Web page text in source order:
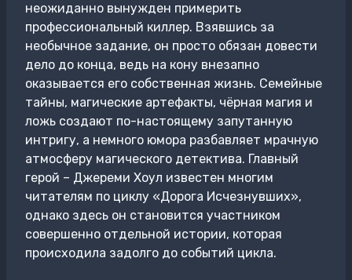
неожиданно вынужден примерить
профессиональный киллер. Взявшись за
необычное задание, он просто обязан довести
дело до конца, ведь на кону внезапно
оказывается его собственная жизнь. Семейные
тайны, магические артефакты, чёрная магия и
ложь создают по-настоящему запутанную
интригу, а немного юмора разбавляет мрачную
атмосферу магического детектива. Главный
герой – Джереми Хоул известен многим
читателям по циклу «Дорога Исчезнувших»,
однако здесь он становится участником
совершенно отдельной истории, которая
происходила задолго до событий цикла.